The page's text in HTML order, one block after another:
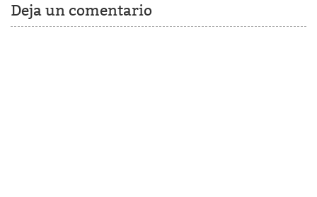
Deja un comentario